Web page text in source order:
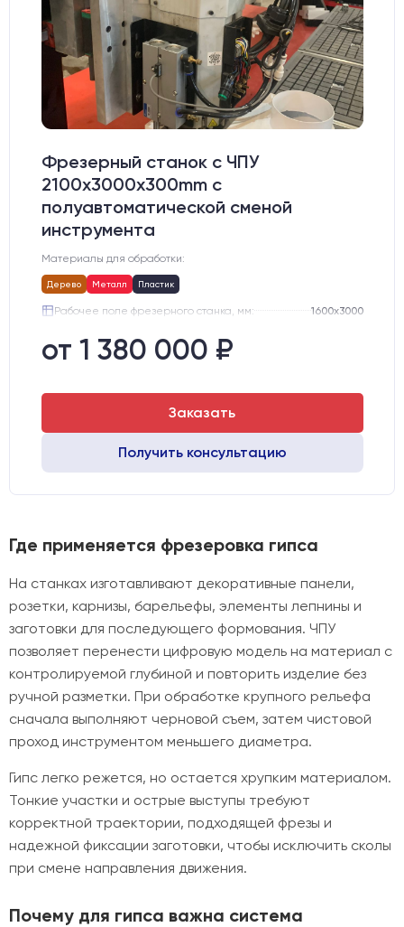
Фрезерный станок с ЧПУ
2100x3000x300mm с
полуавтоматической сменой
инструмента
Материалы для обработки:
Дерево Металл Пластик
Рабочее поле фрезерного станка, мм:
1600х3000
Подшипники шпинделя:
Стол:
Драйверы:
Leadshine
от 1 380 000 ₽
Заказать
Получить консультацию
Где применяется фрезеровка гипса
На станках изготавливают декоративные панели,
розетки, карнизы, барельефы, элементы лепнины и
заготовки для последующего формования. ЧПУ
позволяет перенести цифровую модель на материал с
контролируемой глубиной и повторить изделие без
ручной разметки. При обработке крупного рельефа
сначала выполняют черновой съем, затем чистовой
проход инструментом меньшего диаметра.
Гипс легко режется, но остается хрупким материалом.
Тонкие участки и острые выступы требуют
корректной траектории, подходящей фрезы и
надежной фиксации заготовки, чтобы исключить сколы
при смене направления движения.
Почему для гипса важна система